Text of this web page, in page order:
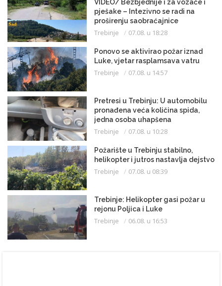
VIDEO/ Bezbjednije i za vozače i
pješake – Intezivno se radi na
proširenju saobraćajnice
Trebinje 07.08. u 18:28
Ponovo se aktivirao požar iznad
Luke, vjetar rasplamsava vatru
Trebinje 07.08. u 14:57
Pretresi u Trebinju: U automobilu
pronađena veća količina spida,
jedna osoba uhapšena
Trebinje 07.08. u 10:28
Požarište u Trebinju stabilno,
helikopter i jutros nastavlja dejstvo
Trebinje 07.08. u 08:39
Trebinje: Helikopter gasi požar u
rejonu Poljica i Luke
Trebinje 06.08. u 16:53